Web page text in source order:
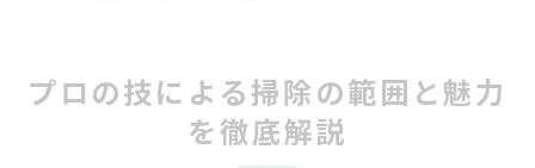
プロの技による掃除の範囲と魅力
を徹底解説